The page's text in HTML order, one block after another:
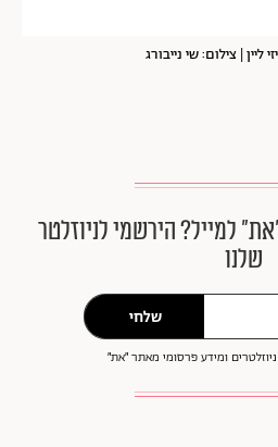
למייל? הירשמי לניוזלטר
שלנו
שלחי
ומידע פרסומי מאתר ״את״